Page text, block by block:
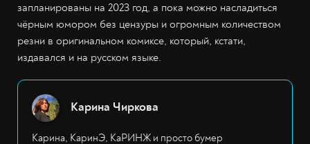
запланированы на 2023 год, а пока можно насладиться
чёрным юмором без цензуры и огромным количеством
резни в оригинальном комиксе, который, кстати,
издавался и на русском языке.
Карина Чиркова
Карина, КаринЭ, КаРИНЖ и просто бумер